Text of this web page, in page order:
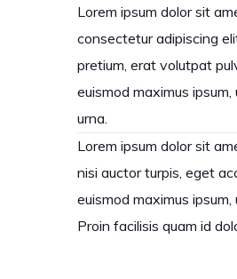
Lorem ipsum dolor sit
consectetur adipiscing
pretium, erat volutpat
euismod maximus ipsum,
urna.
Lorem ipsum dolor sit
nisi auctor turpis, eget
euismod maximus
Proin facilisis quam id